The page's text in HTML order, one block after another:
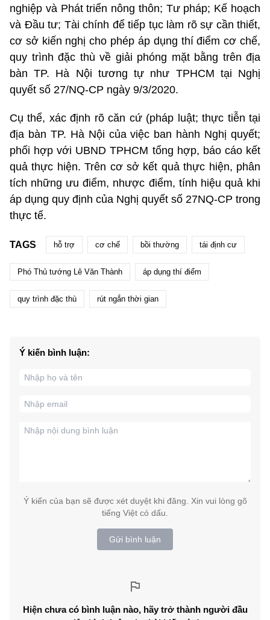
nghiệp và Phát triển nông thôn; Tư pháp; Kế hoạch
và Đầu tư; Tài chính để tiếp tục làm rõ sự cần thiết,
cơ sở kiến nghị cho phép áp dụng thí điểm cơ chế,
quy trình đặc thù về giải phóng mặt bằng trên địa
bàn TP. Hà Nội tương tự như TPHCM tại Nghị
quyết số 27/NQ-CP ngày 9/3/2020.
Cụ thể, xác định rõ căn cứ (pháp luật; thực tiễn tại
địa bàn TP. Hà Nội của việc ban hành Nghị quyết;
phối hợp với UBND TPHCM tổng hợp, báo cáo kết
quả thực hiện. Trên cơ sở kết quả thực hiện, phân
tích những ưu điểm, nhược điểm, tính hiệu quả khi
áp dụng quy định của Nghị quyết số 27NQ-CP trong
thực tế.
TAGS hỗ trợ cơ chế bồi thường tái định cư
Phó Thủ tướng Lê Văn Thành áp dụng thí điểm
quy trình đặc thù rút ngắn thời gian
Ý kiến bình luận:
Ý kiến của bạn sẽ được xét duyệt khi đăng. Xin vui lòng gõ
tiếng Việt có dấu.
Gửi bình luận
Hiện chưa có bình luận nào, hãy trở thành người đầu